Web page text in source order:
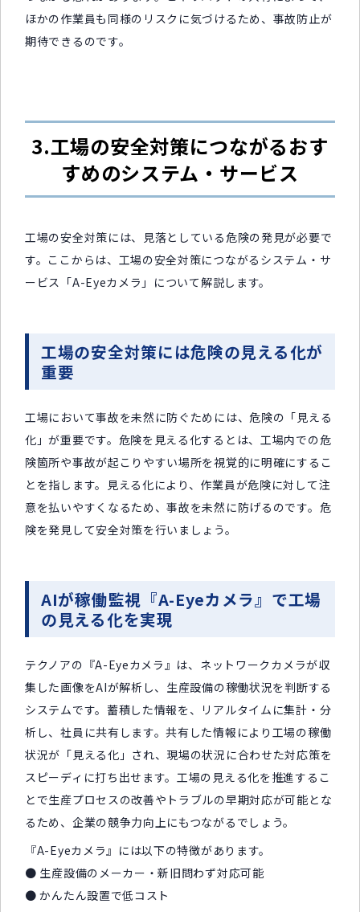
ほかの作業員も同様のリスクに気づけるため、事故防止が
期待できるのです。
3.工場の安全対策につながるおす
すめのシステム・サービス
工場の安全対策には、見落としている危険の発見が必要で
す。ここからは、工場の安全対策につながるシステム・サ
ービス「A-Eyeカメラ」について解説します。
工場の安全対策には危険の見える化が
重要
工場において事故を未然に防ぐためには、危険の「見える
化」が重要です。危険を見える化するとは、工場内での危
険箇所や事故が起こりやすい場所を視覚的に明確にするこ
とを指します。見える化により、作業員が危険に対して注
意を払いやすくなるため、事故を未然に防げるのです。危
険を発見して安全対策を行いましょう。
AIが稼働監視『A-Eyeカメラ』で工場
の見える化を実現
テクノアの『A-Eyeカメラ』は、ネットワークカメラが収
集した画像をAIが解析し、生産設備の稼働状況を判断する
システムです。蓄積した情報を、リアルタイムに集計・分
析し、社員に共有します。共有した情報により工場の稼働
状況が「見える化」され、現場の状況に合わせた対応策を
スピーディに打ち出せます。工場の見える化を推進するこ
とで生産プロセスの改善やトラブルの早期対応が可能とな
るため、企業の競争力向上にもつながるでしょう。
『A-Eyeカメラ』には以下の特徴があります。
● 生産設備のメーカー・新旧問わず対応可能
● かんたん設置で低コスト